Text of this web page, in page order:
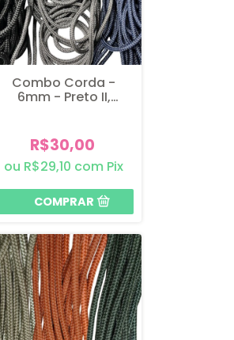
Combo Corda -
6mm - Preto II,
R$30,00
R$29,10 com Pix